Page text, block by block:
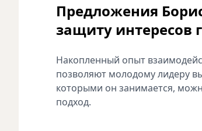
Предложения
защиту интересов
Накопленный опыт
позволяют молодому лидеру
которыми он з‍анимается,
подход.